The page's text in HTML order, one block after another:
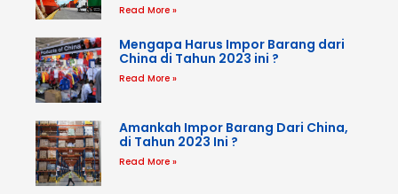
Read More »
Mengapa Harus Impor Barang dari
China di Tahun 2023 ini ?
Read More »
Amankah Impor Barang Dari China,
di Tahun 2023 Ini ?
Read More »